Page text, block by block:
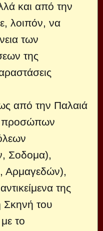
και από την
λοιπόν, να
των
της
από την Παλαιά
προσώπων
Σοδομα),
Αρμαγεδών),
της
Σκηνή του
το